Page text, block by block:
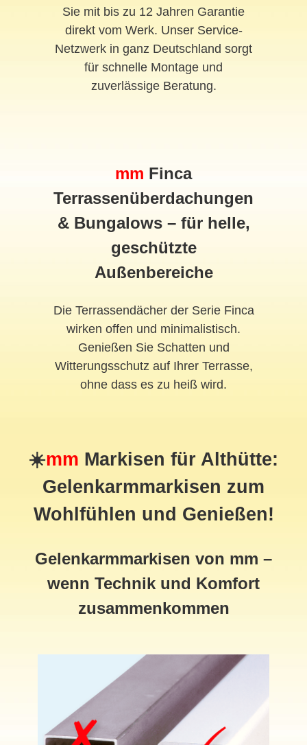
Sie mit bis zu 12 Jahren Garantie
direkt vom Werk. Unser Service-
Netzwerk in ganz Deutschland sorgt
für schnelle Montage und
zuverlässige Beratung.
mm Finca
Terrassenüberdachungen
& Bungalows – für helle,
geschützte
Außenbereiche
Die Terrassendächer der Serie Finca
wirken offen und minimalistisch.
Genießen Sie Schatten und
Witterungsschutz auf Ihrer Terrasse,
ohne dass es zu heiß wird.
☀️mm Markisen für Althütte:
Gelenkarmmarkisen zum
Wohlfühlen und Genießen!
Gelenkarmmarkisen von mm –
wenn Technik und Komfort
zusammenkommen